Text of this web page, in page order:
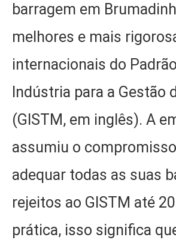
barragem em
melhores e mais
internacionais do
Indústria para a Gestão
(GISTM, em inglês). A
assumiu o
adequar todas as suas
rejeitos ao GISTM até
prática, isso significa